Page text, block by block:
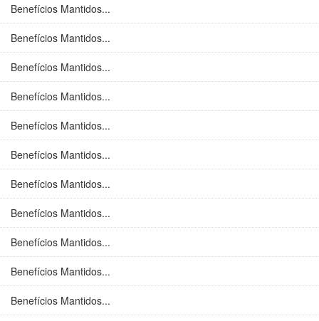
Benefícios Mantidos...
Benefícios Mantidos...
Benefícios Mantidos...
Benefícios Mantidos...
Benefícios Mantidos...
Benefícios Mantidos...
Benefícios Mantidos...
Benefícios Mantidos...
Benefícios Mantidos...
Benefícios Mantidos...
Benefícios Mantidos...